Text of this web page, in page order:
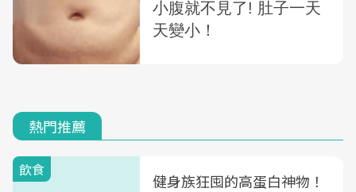
熱門推薦
飲食
健身族狂囤的高蛋白神物！